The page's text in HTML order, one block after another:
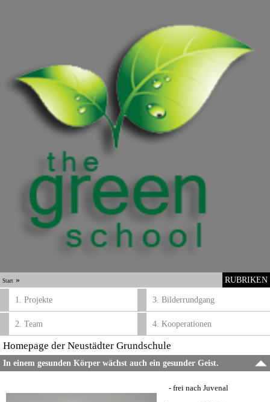
RUBRIKEN
Start »
1. Projekte
2. Team
3. Bilderrundgang
4. Kooperationen
Homepage der Neustädter Grundschule
In einem gesunden Körper wächst auch ein gesunder Geist.
- frei nach Juvenal